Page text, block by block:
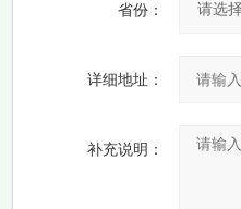
省份：
详细地址：
补充说明：